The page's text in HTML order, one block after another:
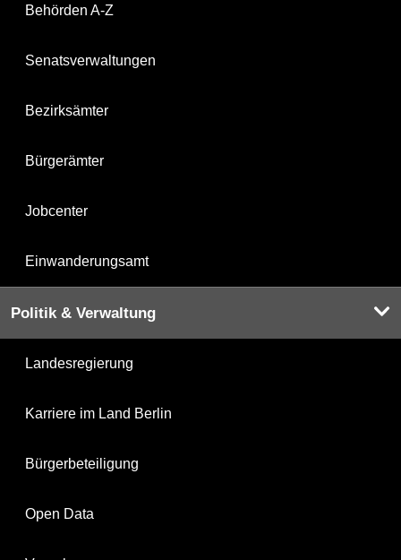
Behörden A-Z
Senatsverwaltungen
Bezirksämter
Bürgerämter
Jobcenter
Einwanderungsamt
Politik & Verwaltung
Landesregierung
Karriere im Land Berlin
Bürgerbeteiligung
Open Data